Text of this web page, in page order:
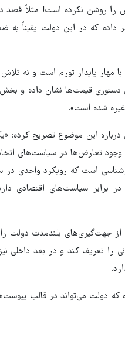
روشن نکرده است! مثلاً قصد
که در این دولت یقیناً به
مهار پایدار تورم است و نه
قیمت‌ها نشان داده و
شده است».
این موضوع تصریح کرده:
تعارض‌ها در سیاست‌های
است که رویکرد واحدی در
برابر سیاست‌های اقتصادی
جهت‌گیری‌های بلندمدت دولت
تعریف کند و در بعد داخلی
دولت می‌تواند در قالب